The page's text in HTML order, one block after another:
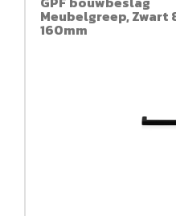
Meubelgreep, Zwart
160mm